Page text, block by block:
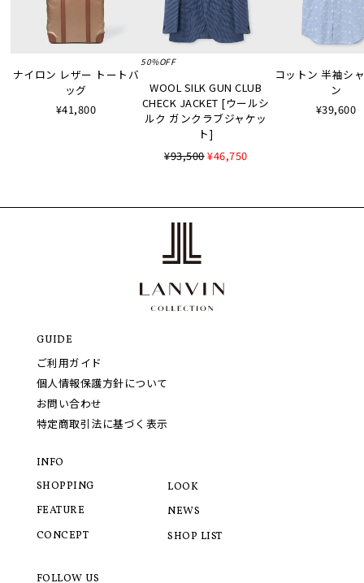
ナイロン レザー トートバ
ッグ
¥41,800
50%OFF
WOOL SILK GUN CLUB
CHECK JACKET [ウールシ
ルク ガンクラブジャケッ
ト]
¥93,500¥46,750
コットン 半袖シ
ン
¥39,600
GUIDE
ご利用ガイド
個人情報保護方針について
お問い合わせ
特定商取引法に基づく表示
INFO
SHOPPING
FEATURE
CONCEPT
LOOK
NEWS
SHOP LIST
FOLLOW US